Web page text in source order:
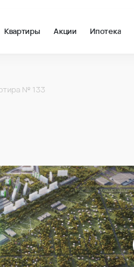
Квартиры Акции Ипотека
№ 133